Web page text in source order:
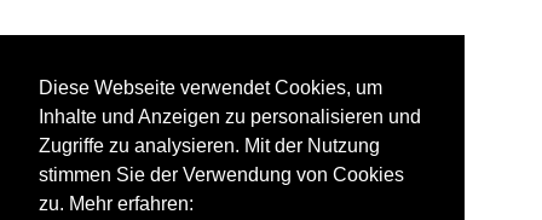
Diese Webseite verwendet Cookies, um
Inhalte und Anzeigen zu personalisieren und
Zugriffe zu analysieren. Mit der Nutzung
stimmen Sie der Verwendung von Cookies
zu. Mehr erfahren: